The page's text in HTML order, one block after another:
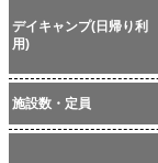
デイキャンプ(日帰り利
用)
施設数・定員